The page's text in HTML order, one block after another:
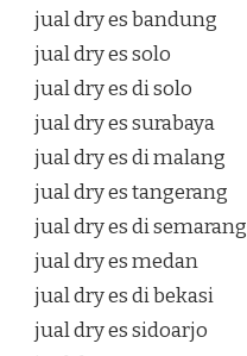
jual dry es bandung
jual dry es solo
jual dry es di solo
jual dry es surabaya
jual dry es di malang
jual dry es tangerang
jual dry es di semarang
jual dry es medan
jual dry es di bekasi
jual dry es sidoarjo